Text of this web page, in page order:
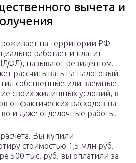
вычета и
на территории РФ
работает и платит
называют резидентом.
рассчитывать на налоговый
собственные или заемные
своих жилищных условий, в
от фактических расходов на
и даже отделочные работы.
Вы купили
стоимостью 1,5 млн руб.
500 тыс. руб. вы оплатили за